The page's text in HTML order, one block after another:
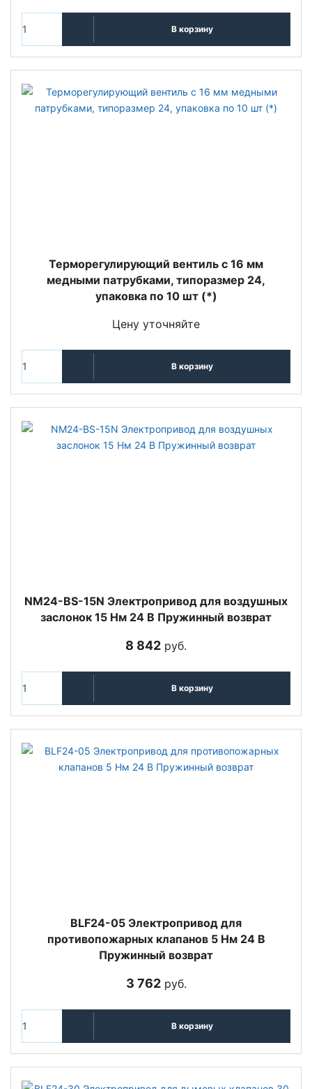
В корзину
Терморегулирующий вентиль c 16 мм
медными патрубками, типоразмер 24,
упаковка по 10 шт (*)
Цену уточняйте
В корзину
NM24-BS-15N Электропривод для воздушных
заслонок 15 Нм 24 В Пружинный возврат
8 842 руб.
В корзину
BLF24-05 Электропривод для
противопожарных клапанов 5 Нм 24 В
Пружинный возврат
3 762руб.
В корзину